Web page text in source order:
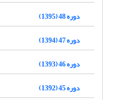
دوره 48 (1395)
دوره 47 (1394)
دوره 46 (1393)
دوره 45 (1392)